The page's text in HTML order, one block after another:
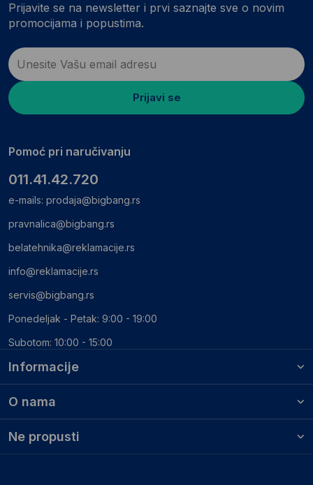
Informacije
O nama
Ne propusti
Prijavite se na newsletter i prvi saznajte sve o novim
promocijama i popustima.
Prijavi se
Pomoć pri naručivanju
011.41.42.720
e-mails: prodaja@bigbang.rs
pravnalica@bigbang.rs
belatehnika@reklamacije.rs
info@reklamacije.rs
servis@bigbang.rs
Ponedeljak - Petak: 9:00 - 19:00
Subotom: 10:00 - 15:00